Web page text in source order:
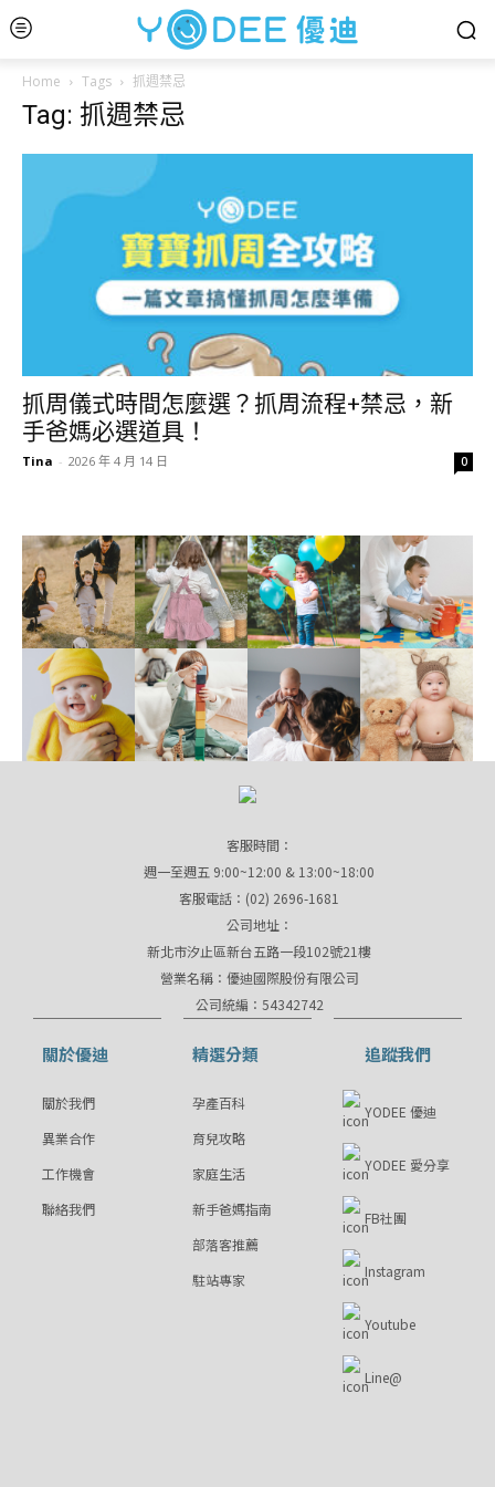
Home Tags 抓週禁忌
Tag: 抓週禁忌
抓周儀式時間怎麼選？抓周流程+禁忌，新
手爸媽必選道具！
Tina - 2026 年 4 月 14 日 0
客服時間：
週一至週五 9:00~12:00 & 13:00~18:00
客服電話：(02) 2696-1681
公司地址：
新北市汐止區新台五路一段102號21樓
營業名稱：優迪國際股份有限公司
公司統編：54342742
關於優迪
關於我們
異業合作
工作機會
聯絡我們
精選分類
孕產百科
育兒攻略
家庭生活
新手爸媽指南
部落客推薦
駐站專家
追蹤我們
YODEE 優迪
YODEE 愛分享
FB社團
Instagram
Youtube
Line@